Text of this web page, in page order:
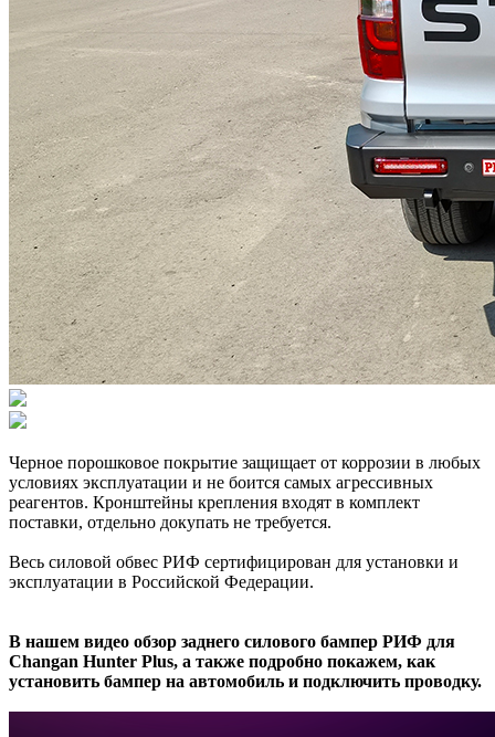
Черное порошковое покрытие защищает от коррозии в любых
условиях эксплуатации и не боится самых агрессивных
реагентов. Кронштейны крепления входят в комплект
поставки, отдельно докупать не требуется.
Весь силовой обвес РИФ сертифицирован для установки и
эксплуатации в Российской Федерации.
В нашем видео обзор заднего силового бампер РИФ для
Changan Hunter Plus, а также подробно покажем, как
установить бампер на автомобиль и подключить проводку.